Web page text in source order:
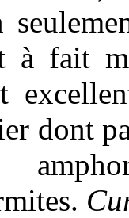
à fait
dont